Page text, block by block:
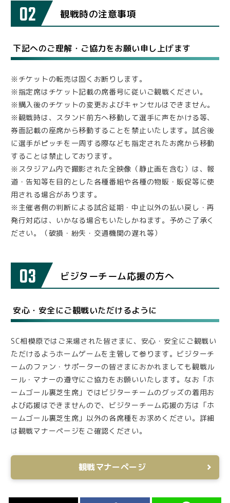
02 観戦時の注意事項
下記へのご理解・ご協力をお願い申し上げます
※チケットの転売は固くお断りします。
※指定席はチケット記載の席番号に従いご観戦ください。
※購入後のチケットの変更およびキャンセルはできません。
※観戦時は、スタンド前方へ移動して選手に声をかける等、
券面記載の座席から移動することを禁止いたします。試合後
に選手がピッチを一周する際なども指定されたお席から移動
することは禁止しております。
※スタジアム内で撮影された全映像（静止画を含む）は、報
道・告知等を目的とした各種番組や各種の物販・販促等に使
用される場合があります。
※主催者側の判断による試合延期・中止以外の払い戻し・再
発行対応は、いかなる場合もいたしかねます。予めご了承く
ださい。（破損・紛失・交通機関の遅れ等）
03 ビジターチーム応援の方へ
安心・安全にご観戦いただけるように
SC相模原ではご来場された皆さまに、安心・安全にご観戦い
ただけるようホームゲームを主管して参ります。ビジターチ
ームのファン・サポーターの皆さまにおかれましても観戦ル
ール・マナーの遵守にご協力をお願いいたします。なお「ホ
ームゴール裏芝生席」ではビジターチームのグッズの着用お
よび応援はできませんので、ビジターチーム応援の方は「ホ
ームゴール裏芝生席」以外の各席種をお求めください。詳細
は観戦マナーページをご確認ください。
観戦マナーページ